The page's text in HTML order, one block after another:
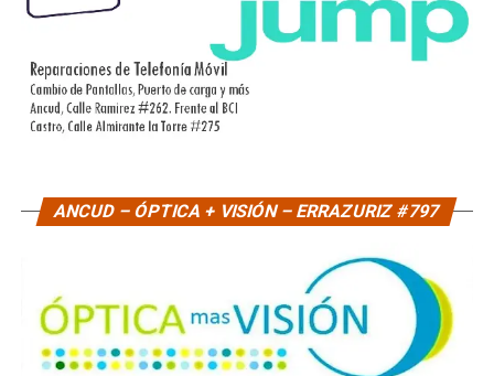
ANCUD – ÓPTICA + VISIÓN – ERRAZURIZ #797